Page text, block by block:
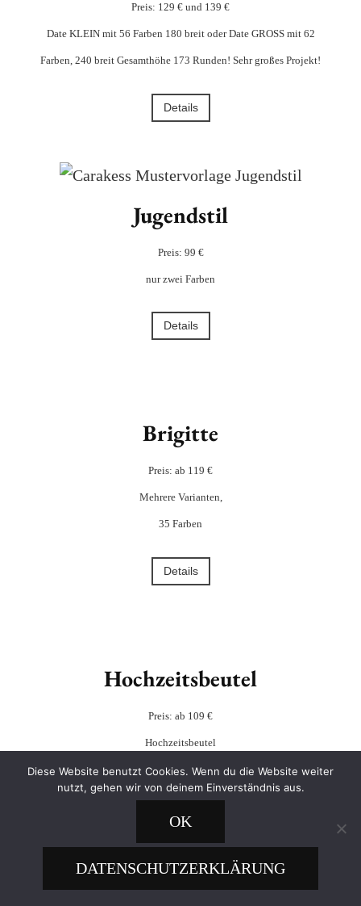
Preis: 129 € und 139 €
Date KLEIN mit 56 Farben 180 breit oder Date GROSS mit 62
Farben, 240 breit Gesamthöhe 173 Runden! Sehr großes Projekt!
Details
Jugendstil
Preis: 99 €
nur zwei Farben
Details
Brigitte
Preis: ab 119 €
Mehrere Varianten,
35 Farben
Details
Hochzeitsbeutel
Preis: ab 109 €
Hochzeitsbeutel
Details
Diese Website benutzt Cookies. Wenn du die Website weiter
nutzt, gehen wir von deinem Einverständnis aus.
OK
DATENSCHUTZERKLÄRUNG